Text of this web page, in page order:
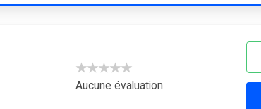
★★★★★
Aucune évaluation